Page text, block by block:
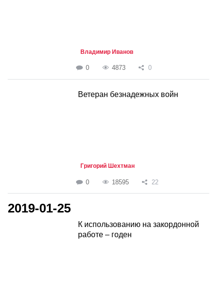
Владимир Иванов
0 4873 0
Ветеран безнадежных войн
Григорий Шехтман
0 18595 22
2019-01-25
К использованию на закордонной
работе – годен